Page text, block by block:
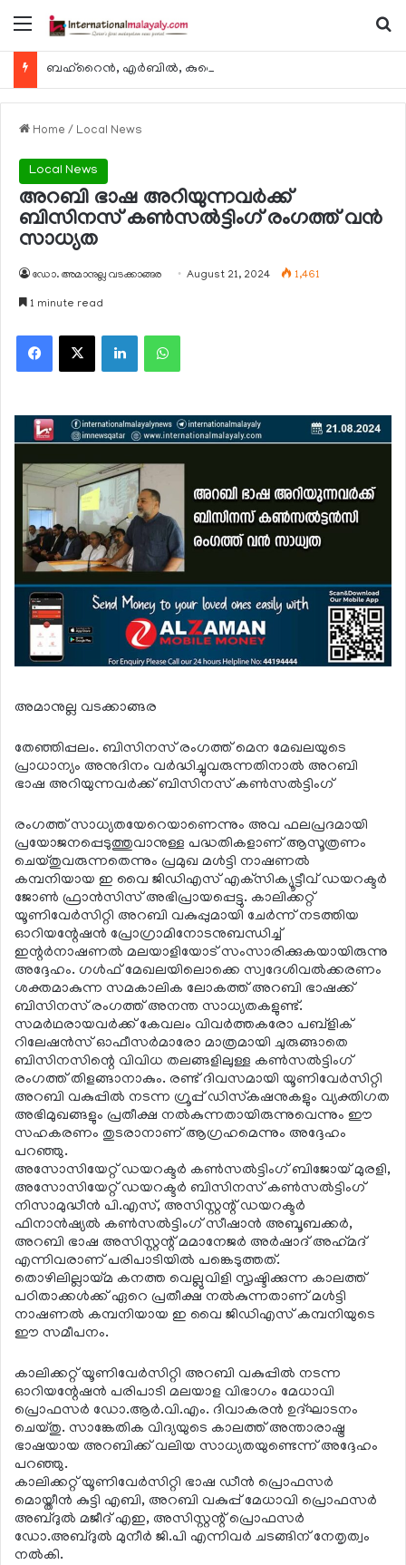
Menu
Home / Local News
Local News
അറബി ഭാഷ അറിയുന്നവര്‍ക്ക്
ബിസിനസ് കണ്‍സല്‍ട്ടിംഗ് രംഗത്ത് വന്‍
സാധ്യത
ഡോ. അമാനുല്ല വടക്കാങ്ങര August 21, 2024 1,461
1 minute read
Facebook
X LinkedInWhatsApp
അമാനുല്ല വടക്കാങ്ങര
തേഞ്ഞിപ്പലം. ബിസിനസ് രംഗത്ത് മെന മേഖലയുടെ
പ്രാധാന്യം അനുദിനം വര്‍ദ്ധിച്ചുവരുന്നതിനാല്‍ അറബി
ഭാഷ അറിയുന്നവര്‍ക്ക് ബിസിനസ് കണ്‍സല്‍ട്ടിംഗ്
രംഗത്ത് സാധ്യതയേറെയാണെന്നും അവ ഫലപ്രദമായി
പ്രയോജനപ്പെടുത്തുവാനുള്ള പദ്ധതികളാണ് ആസൂത്രണം
ചെയ്തുവരുന്നതെന്നും പ്രമുഖ മള്‍ട്ടി നാഷണല്‍
കമ്പനിയായ ഇ വൈ ജിഡിഎസ് എക്‌സിക്യൂട്ടീവ് ഡയറക്ടര്‍
ജോണ്‍ ഫ്രാന്‍സിസ് അഭിപ്രായപ്പെട്ടു. കാലിക്കറ്റ്
യൂണിവേര്‍സിറ്റി അറബി വകുപ്പുമായി ചേര്‍ന്ന് നടത്തിയ
ഓറിയന്റേഷന്‍ പ്രോഗ്രാമിനോടനുബന്ധിച്ച്
ഇന്റര്‍നാഷണല്‍ മലയാളിയോട് സംസാരിക്കുകയായിരുന്നു
അദ്ദേഹം. ഗള്‍ഫ് മേഖലയിലൊക്കെ സ്വദേശിവല്‍ക്കരണം
ശക്തമാകുന്ന സമകാലിക ലോകത്ത് അറബി ഭാഷക്ക്
ബിസിനസ് രംഗത്ത് അനന്ത സാധ്യതകളുണ്ട്.
സമര്‍ഥരായവര്‍ക്ക് കേവലം വിവര്‍ത്തകരോ പബ്‌ളിക്
റിലേഷന്‍സ് ഓഫീസര്‍മാരോ മാത്രമായി ചുരുങ്ങാതെ
ബിസിനസിന്റെ വിവിധ തലങ്ങളിലുള്ള കണ്‍സല്‍ട്ടിംഗ്
രംഗത്ത് തിളങ്ങാനാകും. രണ്ട് ദിവസമായി യൂണിവേര്‍സിറ്റി
അറബി വകുപ്പില്‍ നടന്ന ഗ്രൂപ്പ് ഡിസ്‌കഷനുകളും വ്യക്തിഗത
അഭിമുഖങ്ങളും പ്രതീക്ഷ നല്‍കുന്നതായിരുന്നുവെന്നും ഈ
സഹകരണം തുടരാനാണ് ആഗ്രഹമെന്നും അദ്ദേഹം
പറഞ്ഞു.
അസോസിയേറ്റ് ഡയറക്ടര്‍ കണ്‍സല്‍ട്ടിംഗ് ബിജോയ് മുരളി,
അസോസിയേറ്റ് ഡയറക്ടര്‍ ബിസിനസ് കണ്‍സല്‍ട്ടിംഗ്
നിസാമുദ്ധീന്‍ പി.എസ്, അസിസ്റ്റന്റ് ഡയറക്ടര്‍
ഫിനാന്‍ഷ്യല്‍ കണ്‍സല്‍ട്ടിംഗ് സീഷാന്‍ അബൂബക്കര്‍,
അറബി ഭാഷ അസിസ്റ്റന്റ് മമാനേജര്‍ അര്‍ഷാദ് അഹ്‌മദ്
എന്നിവരാണ് പരിപാടിയില്‍ പങ്കെടുത്തത്.
തൊഴിലില്ലായ്മ കനത്ത വെല്ലുവിളി സൃഷ്ടിക്കുന്ന കാലത്ത്
പഠിതാക്കള്‍ക്ക് ഏറെ പ്രതീക്ഷ നല്‍കുന്നതാണ് മള്‍ട്ടി
നാഷണല്‍ കമ്പനിയായ ഇ വൈ ജിഡിഎസ് കമ്പനിയുടെ
ഈ സമീപനം.
കാലിക്കറ്റ് യൂണിവേര്‍സിറ്റി അറബി വകുപ്പില്‍ നടന്ന
ഓറിയന്റേഷന്‍ പരിപാടി മലയാള വിഭാഗം മേധാവി
പ്രൊഫസര്‍ ഡോ.ആര്‍.വി.എം. ദിവാകരന്‍ ഉദ്ഘാടനം
ചെയ്തു. സാങ്കേതിക വിദ്യയുടെ കാലത്ത് അന്താരാഷ്ട്ര
ഭാഷയായ അറബിക്ക് വലിയ സാധ്യതയുണ്ടെന്ന് അദ്ദേഹം
പറഞ്ഞു.
കാലിക്കറ്റ് യൂണിവേര്‍സിറ്റി ഭാഷ ഡീന്‍ പ്രൊഫസര്‍
മൊയ്തീന്‍ കുട്ടി എബി, അറബി വകുപ്പ് മേധാവി പ്രൊഫസര്‍
അബ്ദുല്‍ മജീദ് എഇ, അസിസ്റ്റന്റ് പ്രൊഫസര്‍
ഡോ.അബ്ദുല്‍ മുനീര്‍ ജി.പി എന്നിവര്‍ ചടങ്ങിന് നേതൃത്വം
നല്‍കി.